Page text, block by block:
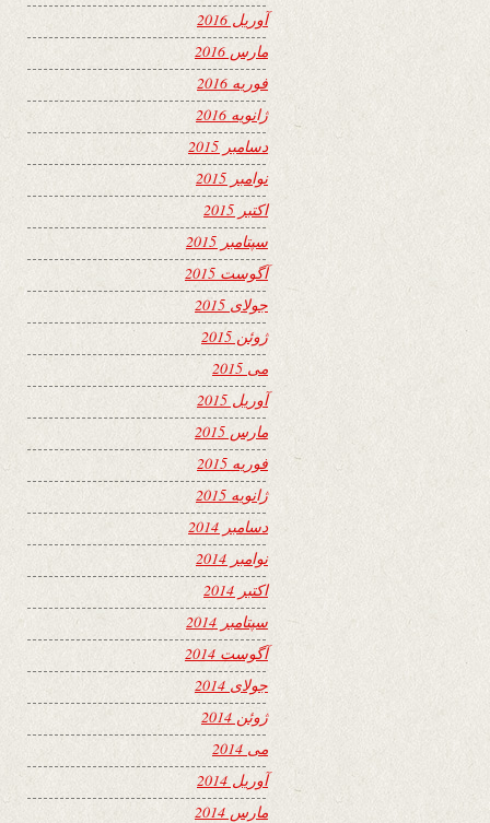
آوریل 2016
مارس 2016
فوریه 2016
ژانویه 2016
دسامبر 2015
نوامبر 2015
اکتبر 2015
سپتامبر 2015
آگوست 2015
جولای 2015
ژوئن 2015
می 2015
آوریل 2015
مارس 2015
فوریه 2015
ژانویه 2015
دسامبر 2014
نوامبر 2014
اکتبر 2014
سپتامبر 2014
آگوست 2014
جولای 2014
ژوئن 2014
می 2014
آوریل 2014
مارس 2014